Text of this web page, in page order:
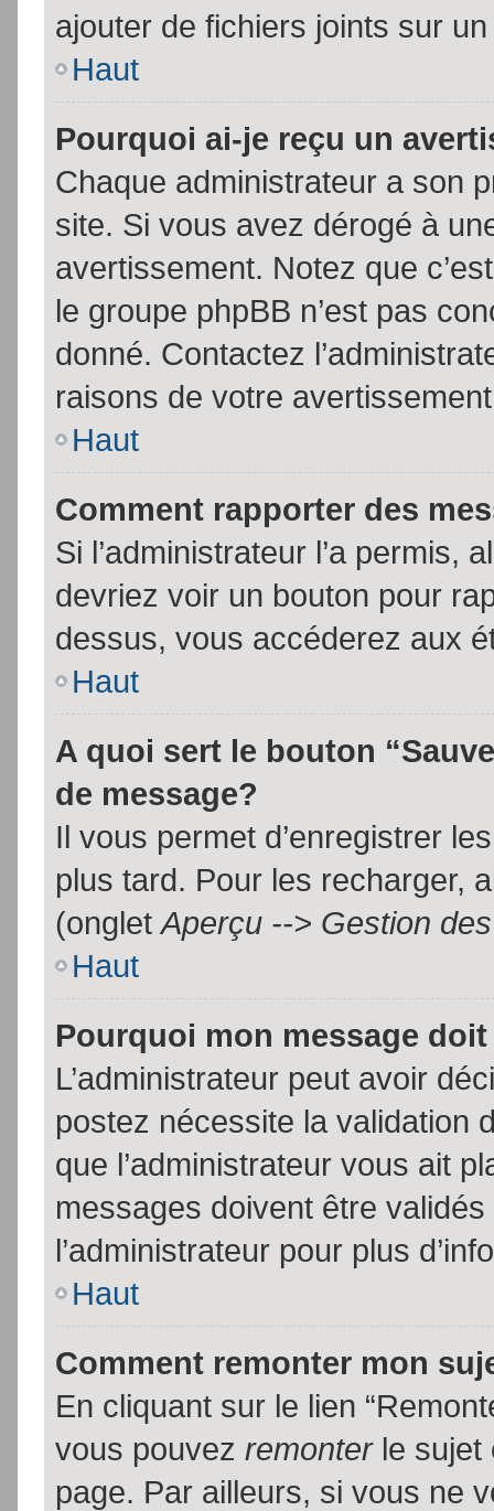
ajouter de fichiers joints sur
Haut
Pourquoi ai-je reçu un
Chaque administrateur a son
site. Si vous avez dérogé à
avertissement. Notez que
le groupe phpBB n’est pas
donné. Contactez
raisons de votre
Haut
Comment rapporter des
Si l’administrateur l’a permis,
devriez voir un bouton pour
dessus, vous accéderez aux
Haut
A quoi sert le bouton
de message?
Il vous permet d’enregistrer
plus tard. Pour les recharger,
(ongletAperçu --> Gestion
Haut
Pourquoi mon message
L’administrateur peut avoir
postez nécessite la validation
que l’administrateur vous ait
messages doivent être
l’administrateur pour plus
Haut
Comment remonter mon
En cliquant sur le lien
vous pouvez remonterle sujet
page. Par ailleurs, si vous ne